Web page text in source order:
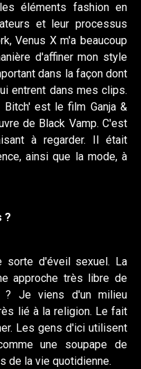
éléments fashion en
et leur processus
Venus X m'a beaucoup
d'affiner mon style
dans la façon dont
entrent dans mes clips.
Bitch' est le film Ganja &
de Black Vamp. C'est
à regarder. Il était
ainsi que la mode, à
?
sorte d'éveil sexuel. La
approche très libre de
? Je viens d'un milieu
lié à la religion. Le fait
Les gens d'ici utilisent
une soupape de
de la vie quotidienne.